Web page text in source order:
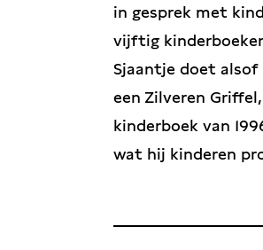
in gesprek met
vijftig
Sjaantje doet alsof
een Zilveren
kinderboek van
wat hij kinderen